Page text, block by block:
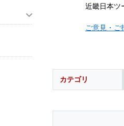
近畿日本ツ
ご意見・ご
カテゴリ